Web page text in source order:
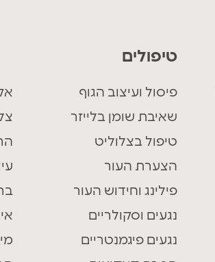
טיפולים
פיסול ועיצוב הגוף
שאיבת שומן בלייזר
טיפול בצלוליט
הצערת העור
פילינג וחידוש העור
נגעים וסקולריים
נגעים פיגמנטריים